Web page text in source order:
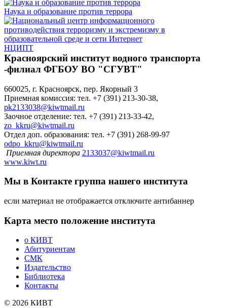
Наука и образование против террора
НЦИПТ
Красноярский институт водного транспорта
-филиал ФГБОУ ВО "СГУВТ"
660025, г. Красноярск, пер. Якорный 3
Приемная комиссия: тел. +7 (391) 213-30-38,
pk2133038@kiwtmail.ru
Заочное отделение: тел. +7 (391) 213-33-42,
zo_kkru@kiwtmail.ru
Отдел доп. образования: тел. +7 (391) 268-99-97
odpo_kkru@kiwtmail.ru
Приемная директора 2133037@kiwtmail.ru
www.kiwt.ru
Мы в Контакте группа нашего института
если материал не отображается отключите антибаннер
Карта место положение института
о КИВТ
Абитуриентам
СМК
Издательство
Библиотека
Контакты
© 2026 КИВТ